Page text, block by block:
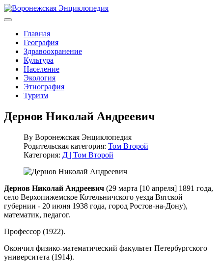
Главная
География
Здравоохранение
Культура
Население
Экология
Этнография
Туризм
Дернов Николай Андреевич
By Воронежская Энциклопедия
Родительская категория: Том Второй
Категория: Д | Том Второй
Дернов Николай Андреевич (29 марта [10 апреля] 1891 года,
село Верхопижемское Котельничского уезда Вятской
губернии - 20 июня 1938 года, город Ростов-на-Дону),
математик, педагог.
Профессор (1922).
Окончил физико-математический факультет Петербургского
университета (1914).